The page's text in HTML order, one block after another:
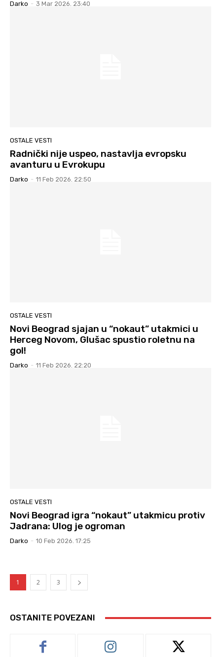
Darko - 3 Mar 2026. 23:40
OSTALE VESTI
Radnički nije uspeo, nastavlja evropsku
avanturu u Evrokupu
Darko - 11 Feb 2026. 22:50
OSTALE VESTI
Novi Beograd sjajan u “nokaut” utakmici u
Herceg Novom, Glušac spustio roletnu na
gol!
Darko - 11 Feb 2026. 22:20
OSTALE VESTI
Novi Beograd igra “nokaut” utakmicu protiv
Jadrana: Ulog je ogroman
Darko - 10 Feb 2026. 17:25
1 2 3
OSTANITE POVEZANI